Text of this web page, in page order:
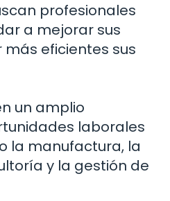
profesionales
a mejorar sus
eficientes sus
un amplio
laborales
la manufactura, la
y la gestión de